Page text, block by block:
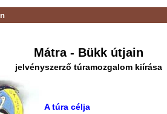
Mátra - Bükk útjain
jelvényszerző túramozgalom kiírása
A túra célja